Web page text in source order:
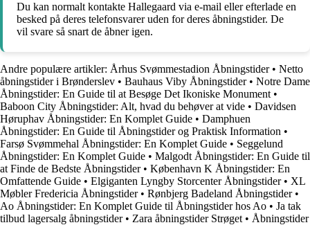
Du kan normalt kontakte Hallegaard via e-mail eller efterlade en
besked på deres telefonsvarer uden for deres åbningstider. De
vil svare så snart de åbner igen.
Andre populære artikler: Århus Svømmestadion Åbningstider• Netto
åbningstider i Brønderslev • Bauhaus Viby Åbningstider• Notre Dame
Åbningstider: En Guide til at Besøge Det Ikoniske Monument •
Baboon City Åbningstider: Alt, hvad du behøver at vide • Davidsen
Høruphav Åbningstider: En Komplet Guide • Damphuen
Åbningstider: En Guide til Åbningstider og Praktisk Information •
Farsø Svømmehal Åbningstider: En Komplet Guide • Seggelund
Åbningstider: En Komplet Guide • Malgodt Åbningstider: En Guide til
at Finde de Bedste Åbningstider• København K Åbningstider: En
Omfattende Guide • Elgiganten Lyngby Storcenter Åbningstider• XL
Møbler Fredericia Åbningstider• Rønbjerg Badeland Åbningstider•
Ao Åbningstider: En Komplet Guide til Åbningstider hos Ao • Ja tak
tilbud lagersalg åbningstider• Zara åbningstider Strøget • Åbningstider